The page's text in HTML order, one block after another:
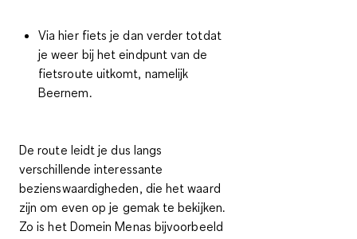
Via hier fiets je dan verder totdat
je weer bij het eindpunt van de
fietsroute uitkomt, namelijk
Beernem.
De route leidt je dus langs
verschillende interessante
bezienswaardigheden, die het waard
zijn om even op je gemak te bekijken.
Zo is het Domein Menas bijvoorbeeld